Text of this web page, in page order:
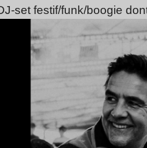
set festif/funk/boogie